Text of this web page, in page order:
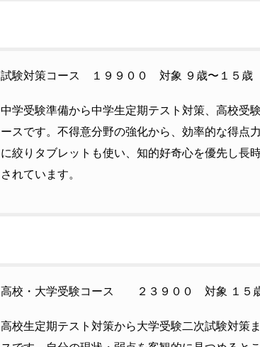
試験対策コース １９９００ 対象 ９歳〜１５歳
中学受験準備から中学生定期テスト対策、高校受
ースです。不得意分野の強化から、効率的な得点
に絞りタブレットも使い、知的好奇心を優先し長
されています。
高校・大学受験コース ２３９００ 対象 １５
高校生定期テスト対策から大学受験二次試験対策